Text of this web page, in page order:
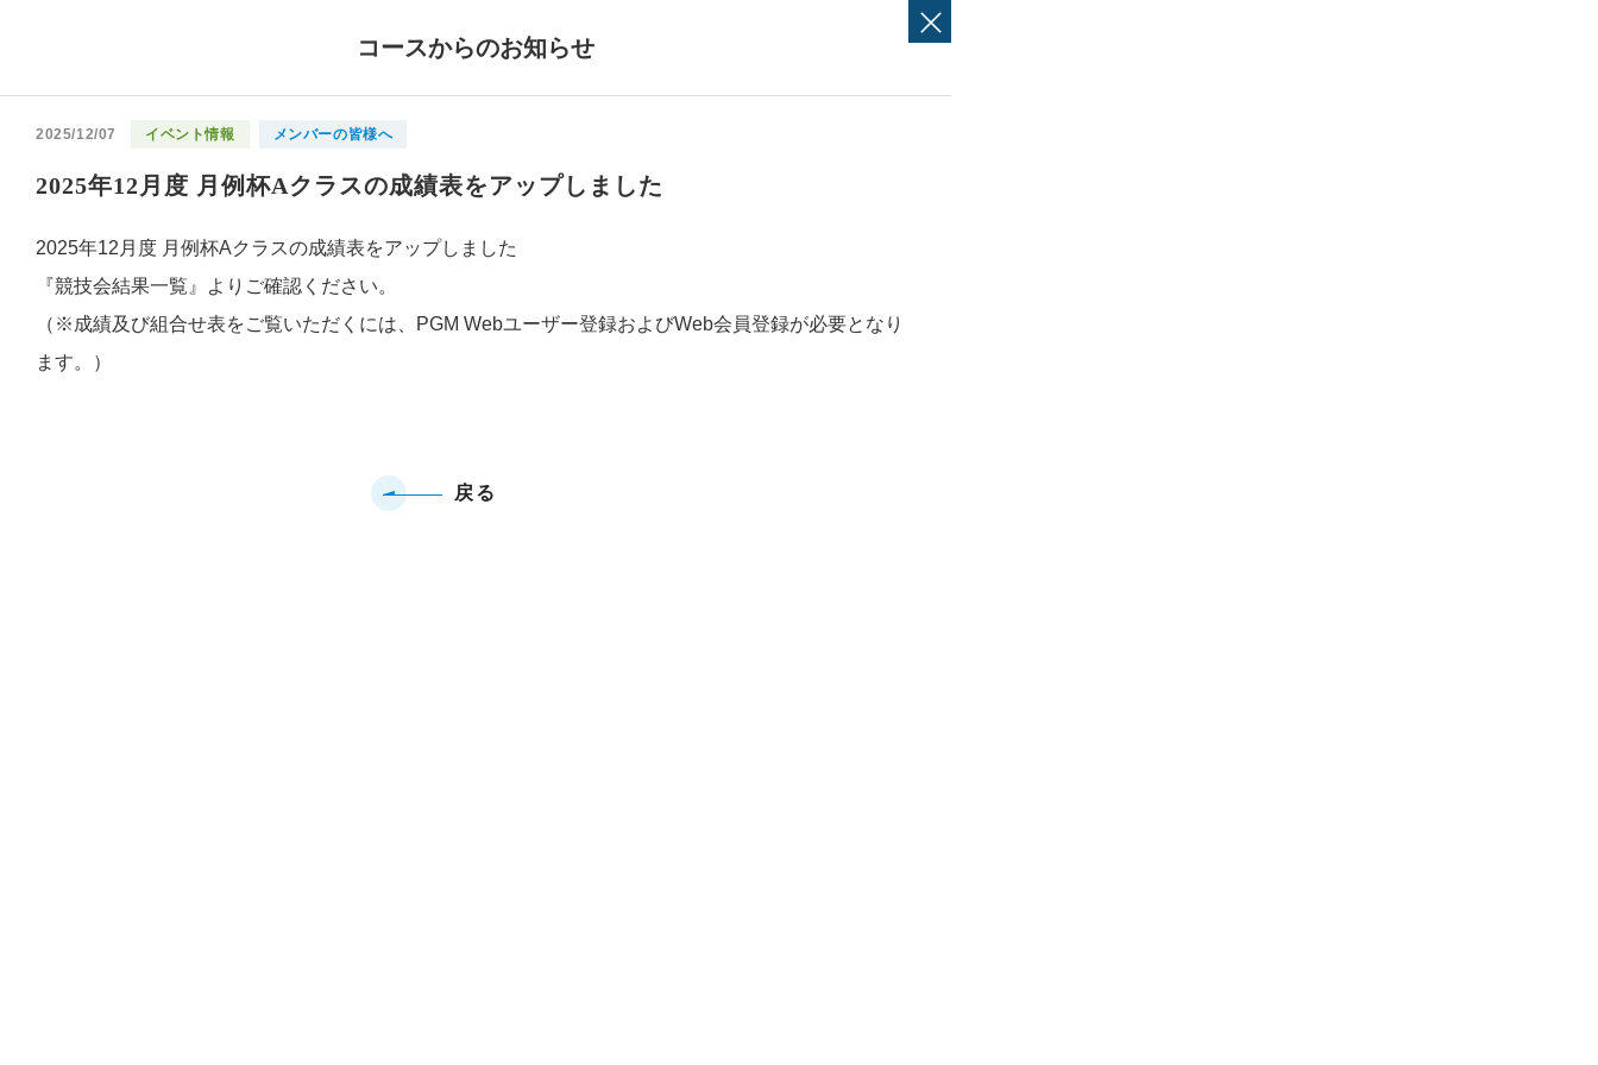
コースからのお知らせ
2025/12/07 イベント情報 メンバーの皆様へ
2025年12月度 月例杯Aクラスの成績表をアップしました
2025年12月度 月例杯Aクラスの成績表をアップしました
『競技会結果一覧』よりご確認ください。
（※成績及び組合せ表をご覧いただくには、PGM Webユーザー登録およびWeb会員登録が必要となり
ます。）
戻る